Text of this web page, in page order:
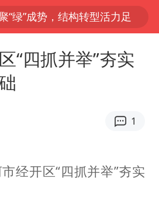
“绿”成势，结构转型活力足
饰克价大幅跳涨
多地要求领导干部带头休假
宝冬烈士安葬仪式举行
“四抓并举”夯实
1
经开区“四抓并举”夯实